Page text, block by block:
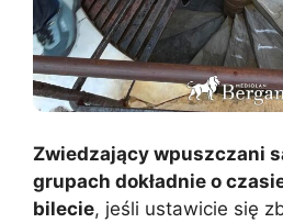
Zwiedzający wpuszczani
grupach dokładnie o
bilecie, jeśli ustawicie się